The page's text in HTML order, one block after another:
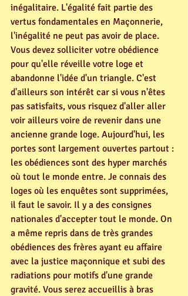
inégalitaire. L'égalité fait partie des
vertus fondamentales en Maçonnerie,
l'inégalité ne peut pas avoir de place.
Vous devez solliciter votre obédience
pour qu'elle réveille votre loge et
abandonne l'idée d'un triangle. C'est
d'ailleurs son intérêt car si vous n'êtes
pas satisfaits, vous risquez d'aller aller
voir ailleurs voire de revenir dans une
ancienne grande loge. Aujourd'hui, les
portes sont largement ouvertes partout :
les obédiences sont des hyper marchés
où tout le monde entre. Je connais des
loges où les enquêtes sont supprimées,
il faut le savoir. Il y a des consignes
nationales d'accepter tout le monde. On
a même repris dans de très grandes
obédiences des frères ayant eu affaire
avec la justice maçonnique et subi des
radiations pour motifs d'une grande
gravité. Vous serez accueillis à bras